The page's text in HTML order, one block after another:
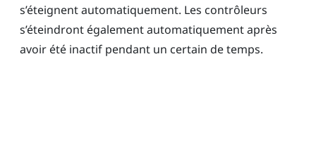
s’éteignent automatiquement. Les contrôleurs
s’éteindront également automatiquement après
avoir été inactif pendant un certain de temps.